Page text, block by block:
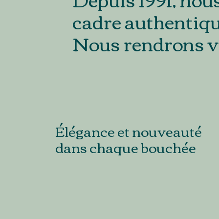
cadre
Nous rendrons
Élégance et nouveauté
dans chaque bouchée